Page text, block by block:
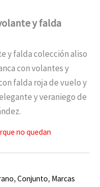
y falda
y falda colección aliso
con volantes y
falda roja de vuelo y
y veraniego de
no quedan
,Conjunto, Marcas